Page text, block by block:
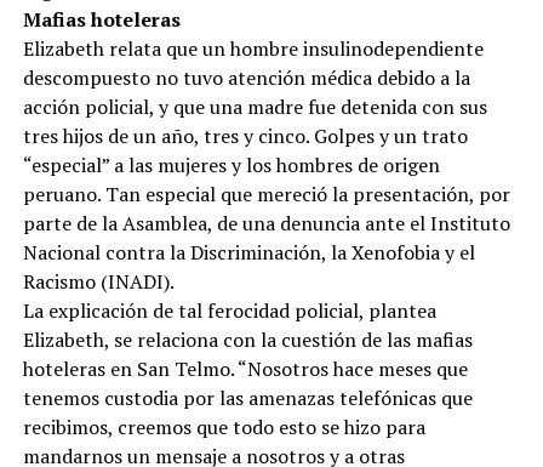
Mafias hoteleras
Elizabeth relata que un hombre insulinodependiente
descompuesto no tuvo atención médica debido a la
acción policial, y que una madre fue detenida con sus
tres hijos de un año, tres y cinco. Golpes y un trato
“especial” a las mujeres y los hombres de origen
peruano. Tan especial que mereció la presentación, por
parte de la Asamblea, de una denuncia ante el Instituto
Nacional contra la Discriminación, la Xenofobia y el
Racismo (INADI).
La explicación de tal ferocidad policial, plantea
Elizabeth, se relaciona con la cuestión de las mafias
hoteleras en San Telmo. “Nosotros hace meses que
tenemos custodia por las amenazas telefónicas que
recibimos, creemos que todo esto se hizo para
mandarnos un mensaje a nosotros y a otras